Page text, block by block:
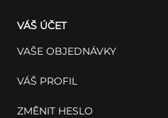
VÁŠ ÚČET
VAŠE OBJEDNÁVKY
VÁŠ PROFIL
ZMĚNIT HESLO